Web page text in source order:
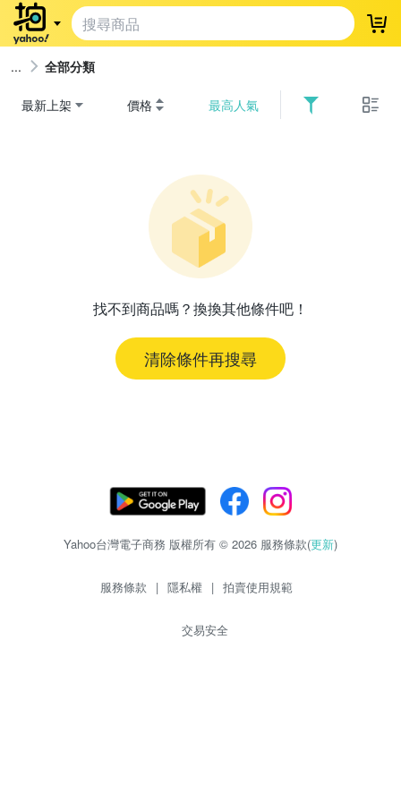
登
全部分類
最新上架 價格 最高人氣
找不到商品嗎？換換其他條件吧！
清除條件再搜尋
Yahoo台灣電子商務 版權所有 © 2026 服務條款(更新)
服務條款 | 隱私權 | 拍賣使用規範
交易安全